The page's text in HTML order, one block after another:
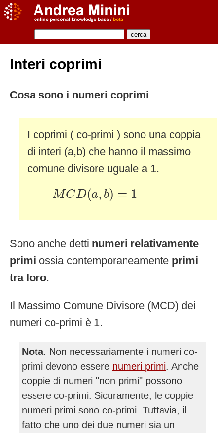
Interi coprimi
Cosa sono i numeri coprimi
I coprimi ( co-primi ) sono una coppia
di interi (a,b) che hanno il massimo
comune divisore uguale a 1.
MCD(a, b) = 1
MCD( b)
Sono anche detti numeri relativamente
primi ossia contemporaneamente primi
tra loro.
Il Massimo Comune Divisore (MCD) dei
numeri co-primi è 1.
Nota. Non necessariamente i numeri co-
primi devono essere numeri primi. Anche
coppie di numeri "non primi" possono
essere co-primi. Sicuramente, le coppie
numeri primi sono co-primi. Tuttavia, il
fatto che uno dei due numeri sia un